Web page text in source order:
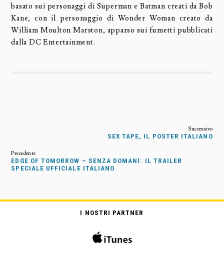
basato sui personaggi di Superman e Batman creati da Bob
Kane, con il personaggio di Wonder Woman creato da
William Moulton Marston, apparso sui fumetti pubblicati
dalla DC Entertainment.
SEX TAPE, IL POSTER ITALIANO
EDGE OF TOMORROW – SENZA DOMANI: IL TRAILER
SPECIALE UFFICIALE ITALIANO
I NOSTRI PARTNER